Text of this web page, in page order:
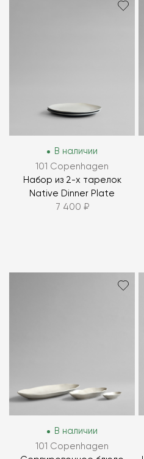
В наличии
101 Copenhagen
Набор из 2-х тарелок
Native Dinner Plate
7 400 ₽
В наличии
101 Copenhagen